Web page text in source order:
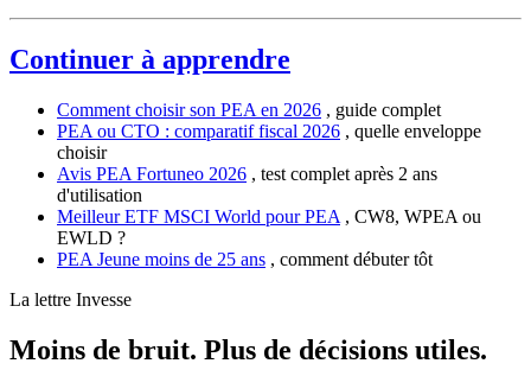
Continuer à apprendre
Comment choisir son PEA en 2026 , guide complet
PEA ou CTO : comparatif fiscal 2026 , quelle enveloppe
choisir
Avis PEA Fortuneo 2026 , test complet après 2 ans
d'utilisation
Meilleur ETF MSCI World pour PEA , CW8, WPEA ou
EWLD ?
PEA Jeune moins de 25 ans , comment débuter tôt
La lettre Invesse
Moins de bruit. Plus de décisions utiles.